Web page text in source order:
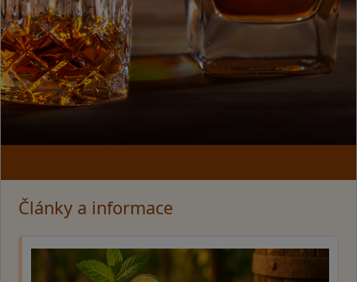
Články a informace